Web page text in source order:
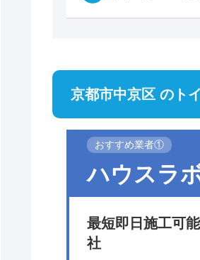
京都市中京区 のト
おすすめ業者①
ハウスラ
最短即日施工可
社